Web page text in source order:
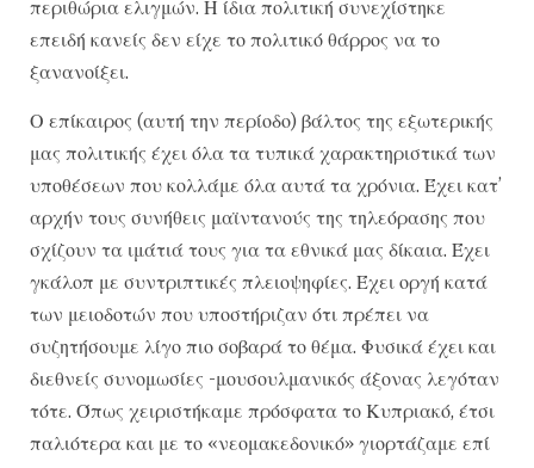
περιθώρια ελιγμών. Η ίδια πολιτική συνεχίστηκε
επειδή κανείς δεν είχε το πολιτικό θάρρος να το
ξανανοίξει.
Ο επίκαιρος (αυτή την περίοδο) βάλτος της εξωτερικής
μας πολιτικής έχει όλα τα τυπικά χαρακτηριστικά των
υποθέσεων που κολλάμε όλα αυτά τα χρόνια. Έχει κατ’
αρχήν τους συνήθεις μαϊντανούς της τηλεόρασης που
σχίζουν τα ιμάτιά τους για τα εθνικά μας δίκαια. Έχει
γκάλοπ με συντριπτικές πλειοψηφίες. Έχει οργή κατά
των μειοδοτών που υποστήριζαν ότι πρέπει να
συζητήσουμε λίγο πιο σοβαρά το θέμα. Φυσικά έχει και
διεθνείς συνομωσίες -μουσουλμανικός άξονας λεγόταν
τότε. Όπως χειριστήκαμε πρόσφατα το Κυπριακό, έτσι
παλιότερα και με το «νεομακεδονικό» γιορτάζαμε επί